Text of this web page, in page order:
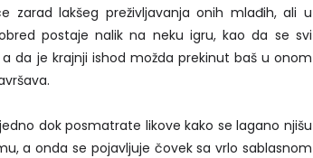
zarad lakšeg preživljavanja onih mlađih, ali u
postaje nalik na neku igru, kao da se svi
da je krajnji ishod možda prekinut baš u onom
dok posmatrate likove kako se lagano njišu
a onda se pojavljuje čovek sa vrlo sablasnom